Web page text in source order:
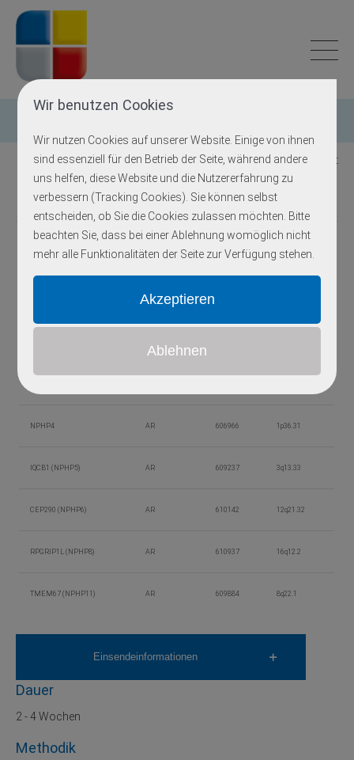
Wir benutzen Cookies
Wir nutzen Cookies auf unserer Website. Einige von ihnen
sind essenziell für den Betrieb der Seite, während andere
uns helfen, diese Website und die Nutzererfahrung zu
verbessern (Tracking Cookies). Sie können selbst
entscheiden, ob Sie die Cookies zulassen möchten. Bitte
beachten Sie, dass bei einer Ablehnung womöglich nicht
mehr alle Funktionalitäten der Seite zur Verfügung stehen.
Zurück zur Übersicht
Nephronophthise
Gen Erbgang OMIM Locus
TMEM67 (NPHP11) AR 609884 8q22.1
AR
NPHP4 AR 606966 1p36.31
IQCB1 (NPHP5) AR 609237 3q13.33
CEP290 (NPHP6) AR 610142 12q21.32
RPGRIP1L (NPHP8) AR 610937 16q12.2
Einsendeinformationen
Dauer
2 - 4 Wochen
Methodik